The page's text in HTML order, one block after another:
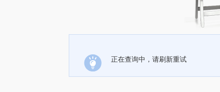
正在查询中，请刷新重试